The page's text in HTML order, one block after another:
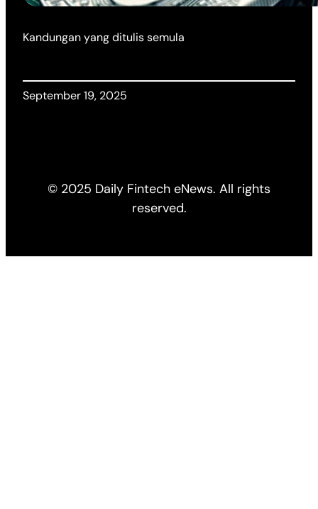
Kandungan yang ditulis semula
September 19, 2025
© 2025 Daily Fintech eNews. All rights
reserved.